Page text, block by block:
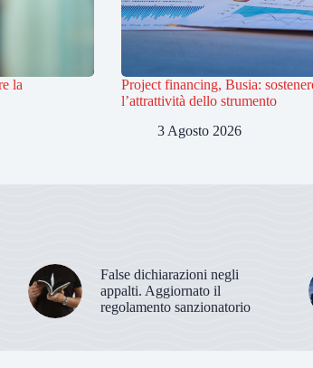
la
Project financing, Busia:
l’attrattività dello strumento
3 Agosto 2026
False dichiarazioni negli
appalti. Aggiornato il
regolamento sanzionatorio